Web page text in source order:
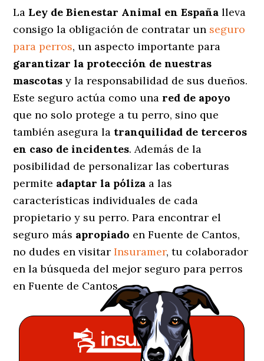
La Ley de Bienestar Animal en España lleva
consigo la obligación de contratar un seguro
para perros, un aspecto importante para
garantizar la protección de nuestras
mascotas y la responsabilidad de sus dueños.
Este seguro actúa como una red de apoyo
que no solo protege a tu perro, sino que
también asegura la tranquilidad de terceros
en caso de incidentes. Además de la
posibilidad de personalizar las coberturas
permite adaptar la póliza a las
características individuales de cada
propietario y su perro. Para encontrar el
seguro más apropiado en Fuente de Cantos,
no dudes en visitarInsuramer, tu colaborador
en la búsqueda del mejor seguro para perros
en Fuente de Cantos.